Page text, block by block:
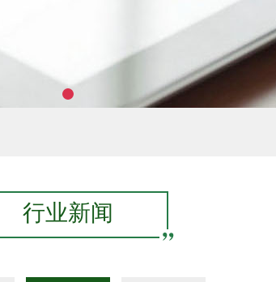
行业新闻